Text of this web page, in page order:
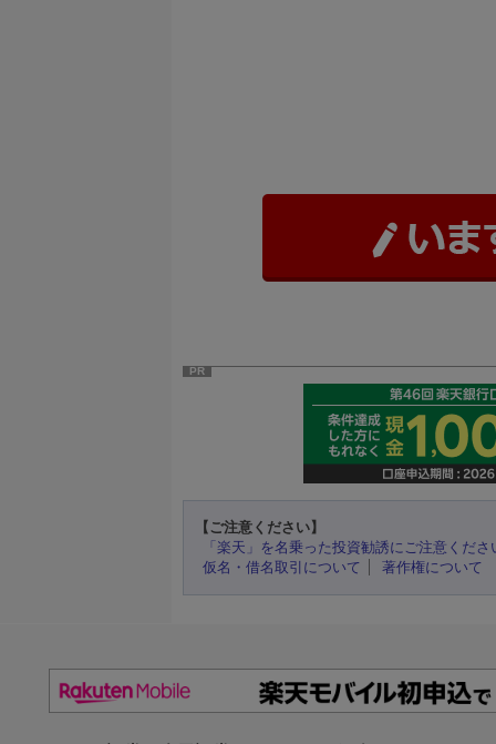
PR
【ご注意ください】
「楽天」を名乗った投資勧誘にご注意くださ
仮名・借名取引について
著作権について